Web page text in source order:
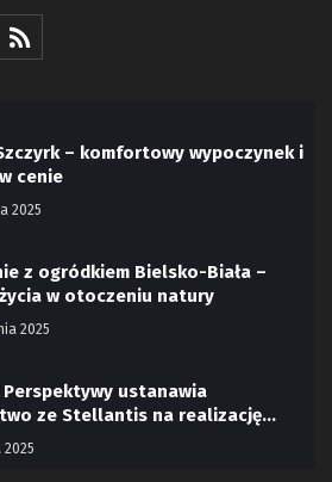
– komfortowy wypoczynek i
cenie
2025
z ogródkiem Bielsko-Biała –
w otoczeniu natury
2025
Perspektywy ustanawia
ze Stellantis na realizację…
2025